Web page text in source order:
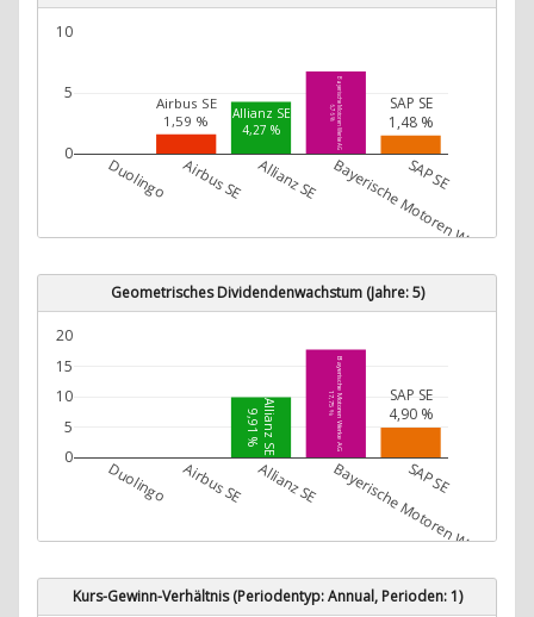
Airbus SE
1,59 % Allianz SE
4,27 % Bayerische Motoren Werke AG
6,76 % SAP SE
1,48 %
Duolingo Airbus SE Allianz SE Bayerische Motoren Werke AG
SAP SE
0
5
10
Geometrisches Dividendenwachstum (Jahre: 5)
Allianz SE
9,91 % Bayerische Motoren Werke AG
17,75 % SAP SE
4,90 %
Duolingo Airbus SE Allianz SE Bayerische Motoren Werke AG
SAP SE
0
5
10
15
20
Kurs-Gewinn-Verhältnis (Periodentyp: Annual, Perioden: 1)